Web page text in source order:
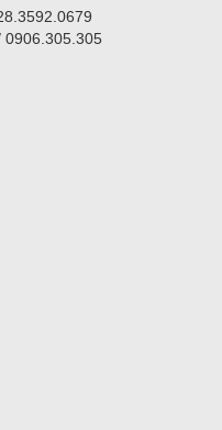
0906.305.305